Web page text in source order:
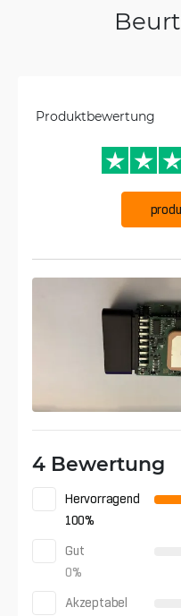
Produktbewertung
4 Bewertung
Hervorragend
100%
Gut
0%
Akzeptabel